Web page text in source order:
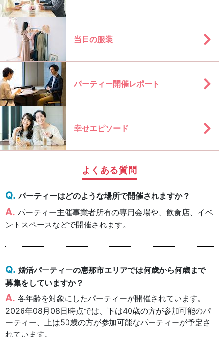
当日の服装
パーティー開催レポート
幸せエピソード
よくある質問
パーティーはどのような場所で開催されますか？
パーティー主催事業者所有の専用会場や、飲食店、イベ
ントスペースなどで開催されます。
婚活パーティーの恵那市エリアでは何歳から何歳まで
募集をしていますか？
各年齢を対象にしたパーティーが開催されています。
2026年08月08日時点では、下は40歳の方が参加可能のパ
ーティー、上は50歳の方が参加可能なパーティーが予定さ
れています。